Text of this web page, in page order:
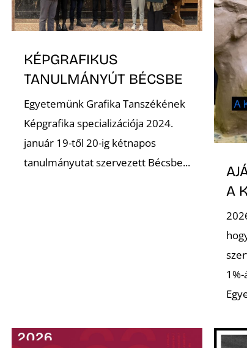
KÉPGRAFIKUS
TANULMÁNYÚT BÉCSBE
Egyetemünk Grafika Tanszékének
Képgrafika specializációja 2024.
január 19-től 20-ig kétnapos
tanulmányutat szervezett Bécsbe...
A